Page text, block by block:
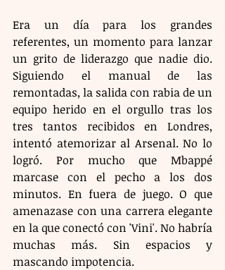
Era un día para los grandes
referentes, un momento para lanzar
un grito de liderazgo que nadie dio.
Siguiendo el manual de las
remontadas, la salida con rabia de un
equipo herido en el orgullo tras los
tres tantos recibidos en Londres,
intentó atemorizar al Arsenal. No lo
logró. Por mucho que Mbappé
marcase con el pecho a los dos
minutos. En fuera de juego. O que
amenazase con una carrera elegante
en la que conectó con 'Vini'. No habría
muchas más. Sin espacios y
mascando impotencia.